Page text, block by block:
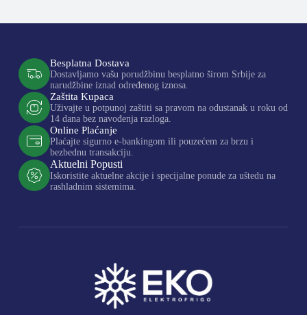
Besplatna Dostava
Dostavljamo vašu porudžbinu besplatno širom Srbije za
narudžbine iznad određenog iznosa.
Zaštita Kupaca
Uživajte u potpunoj zaštiti sa pravom na odustanak u roku od
14 dana bez navođenja razloga.
Online Plaćanje
Plaćajte sigurno e-bankingom ili pouzećem za brzu i
bezbednu transakciju.
Aktuelni Popusti
Iskoristite aktuelne akcije i specijalne ponude za uštedu na
rashladnim sistemima.